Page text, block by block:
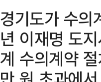
경기도가 수
년 이재명 도
계 수의계약